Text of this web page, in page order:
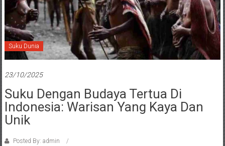
Suku Dunia
23/10/2025
Suku Dengan Budaya Tertua Di
Indonesia: Warisan Yang Kaya Dan
Unik
Posted By: admin